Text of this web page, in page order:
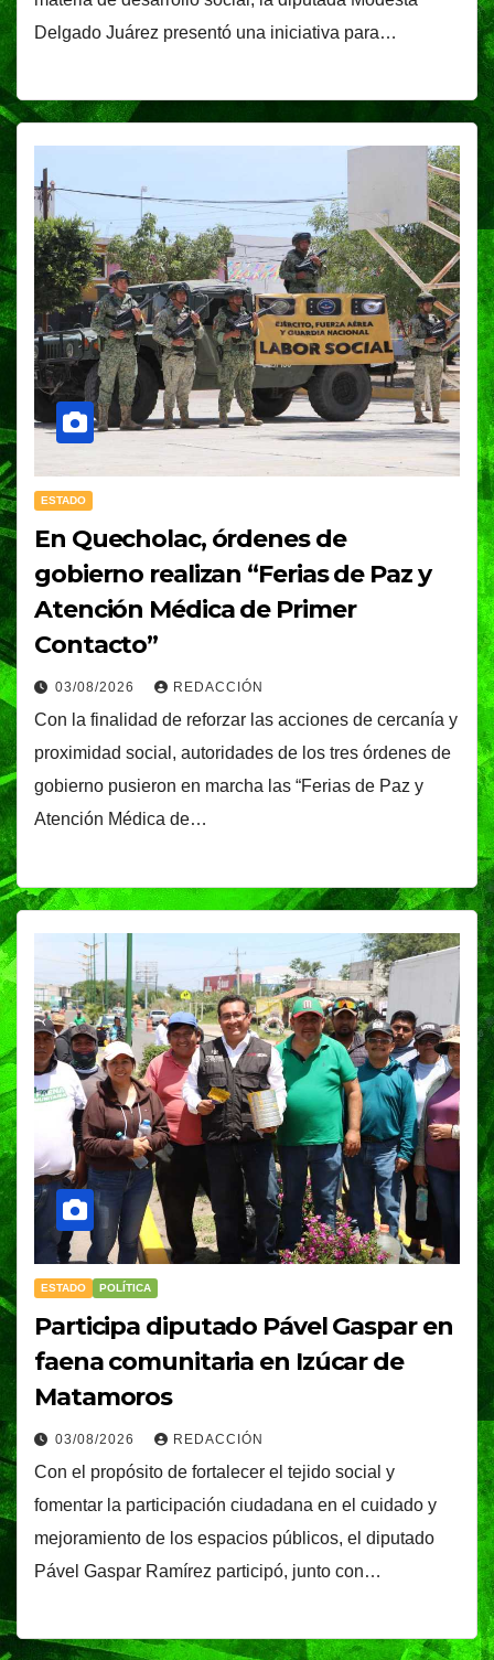
Delgado Juárez presentó una iniciativa para…
ESTADO
En Quecholac, órdenes de
gobierno realizan “Ferias de Paz y
Atención Médica de Primer
Contacto”
03/08/2026 REDACCIÓN
Con la finalidad de reforzar las acciones de cercanía y
proximidad social, autoridades de los tres órdenes de
gobierno pusieron en marcha las “Ferias de Paz y
Atención Médica de…
ESTADO POLÍTICA
Participa diputado Pável Gaspar en
faena comunitaria en Izúcar de
Matamoros
03/08/2026 REDACCIÓN
Con el propósito de fortalecer el tejido social y
fomentar la participación ciudadana en el cuidado y
mejoramiento de los espacios públicos, el diputado
Pável Gaspar Ramírez participó, junto con…